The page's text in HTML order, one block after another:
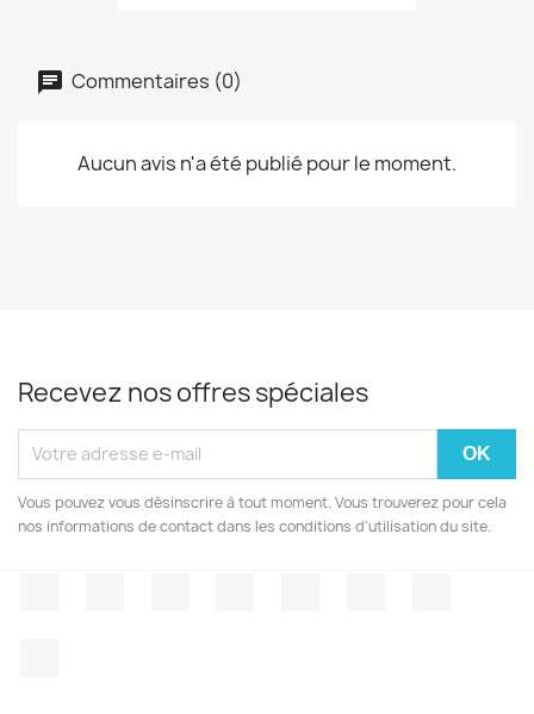
Commentaires (0)
Aucun avis n'a été publié pour le moment.
Recevez nos offres spéciales
Vous pouvez vous désinscrire à tout moment. Vous trouverez pour cela
nos informations de contact dans les conditions d'utilisation du site.